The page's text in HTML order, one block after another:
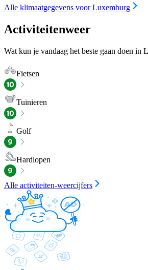
Alle klimaatgegevens voor Luxemburg
Activiteitenweer
Wat kun je vandaag het beste gaan doen in
Fietsen
Tuinieren
Golf
Hardlopen
Alle activiteiten-weercijfers